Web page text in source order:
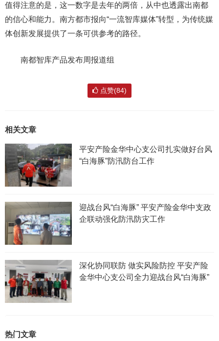
值得注意的是，这一数字是去年的两倍，从中也透露出南都
的信心和能力。南方都市报向“一流智库媒体”转型，为传统媒
体创新发展提供了一条可供参考的路径。
南都智库产品发布周报道组
点赞(84)
相关文章
平安产险金华中心支公司扎实做好台风
“白海豚”防汛防台工作
迎战台风“白海豚” 平安产险金华中支政
企联动强化防汛防灾工作
深化协同联防 做实风险防控 平安产险
金华中心支公司全力迎战台风“白海豚”
热门文章